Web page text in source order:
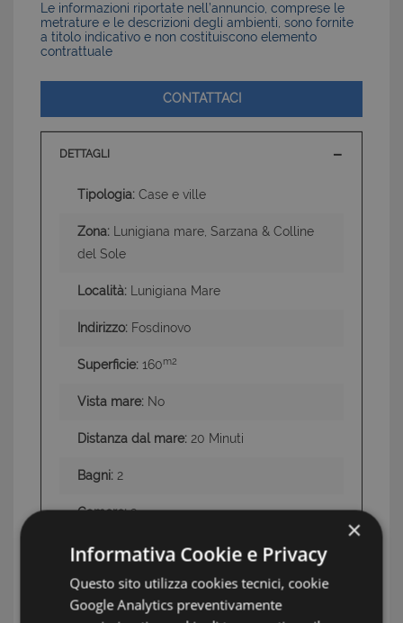
Le informazioni riportate nell’annuncio, comprese le
metrature e le descrizioni degli ambienti, sono fornite
a titolo indicativo e non costituiscono elemento
contrattuale
CONTATTACI
DETTAGLI
Tipologia: Case e ville
Zona: Lunigiana mare, Sarzana & Colline
del Sole
Località: Lunigiana Mare
Indirizzo: Fosdinovo
Superficie: 160m2
Vista mare: No
Distanza dal mare: 20 Minuti
Bagni: 2
Camere:3
Ascensore:No
Posto auto: Si
×
Informativa Cookie e Privacy
Questo sito utilizza cookies tecnici, cookie
Google Analytics preventivamente